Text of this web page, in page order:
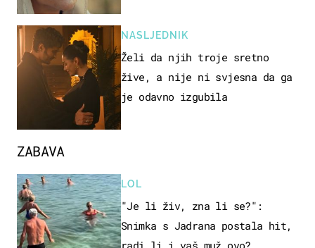
ZABAVA
LOL
"Je li živ, zna li se?":
Snimka s Jadrana postala hit,
radi li i vaš muž ovo?
NASLJEDNIK
Želi da njih troje sretno
žive, a nije ni svjesna da ga
je odavno izgubila